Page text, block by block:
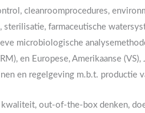
cleanroomprocedures,
sterilisatie, farmaceutische
microbiologische
en Europese, Amerikaanse
en regelgeving m.b.t. productie
kwaliteit, out-of-the-box denken,